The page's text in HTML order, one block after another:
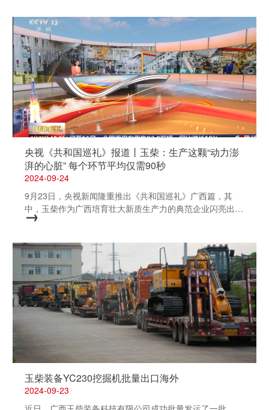
危险废物产生、处置情况 序号 危险废物名称 代码 危险特
性 处置单位 经营许可证编号 年度实际产生量（吨） 处置
量（吨） 1 废油漆渣 900-250-12 毒性，易燃性 兴业海螺
环保科技有限公司 GXYL2021001 21.48 22.48 2 废矿物油
900-249-08 毒性，易燃性 北流市中迪环保有限公司
GXYL2021002 3.41 4.7 3 磷化渣 336-064-17 毒性，腐蚀
性 兴业海螺环保科技有限公司 GXYL2021001 0 0 4 废油漆
桶 900-041-49 毒性，感染性 兴业海螺环保科技有限公司
GXYL2021001 1.64 3.92 5 含油抹布 900-041-49 毒性，
感染性 兴业海螺环保科技有限公司 GXYL2021001 0 0 6 漆
雾吸附棉 900-041-49 毒性，感染性 兴业海螺环保科技有
限公司 GXYL2021001 0 0 一、污染防治措施 1.应按
危险废物管理要求,委托具有危...
央视《共和国巡礼》报道丨玉柴：生产这颗“动力澎
湃的心脏” 每个环节平均仅需90秒
2024-09-24
9月23日，央视新闻隆重推出《共和国巡礼》广西篇，其
中，玉柴作为广西培育壮大新质生产力的典范企业闪亮出
镜。一起来看回放，揭秘玉柴如何精心打造“动力大超市”，
能。 发动机生产环节平均90秒 重型发动机，主要用在起重
机、矿车、物流牵引车等车辆上。为了带动高性能的重型车
辆，就要生产出“动力澎湃的心脏”。每个生产环节平均仅需
90秒是如何做到的？ 总台记者 邓君洋：我现在就在广西玉
林的一家重型发动机企业的全自动加工车间。重型发动机主
要用在起重机、矿车、物流牵引车等车辆上的发动机。在这
里，一年可以生产8万台左右这样的重器。高性能的重型车
辆，关键在于动力澎湃的心脏。发动机是通过铸造、加工、
总装、测试、包装等工序生产出来的。这个车间负责加工发
动机最大的两个部件：机体和缸盖。十多年前，人工操作工
序占比很大。2019年，这里建成了全新的智能工厂。所有
工序通过5G网络连接，从发动机上料，到不同工序之间的
运转，全部由自动物流车和桁架机械手自动完成...
→
玉柴装备YC230挖掘机批量出口海外
2024-09-23